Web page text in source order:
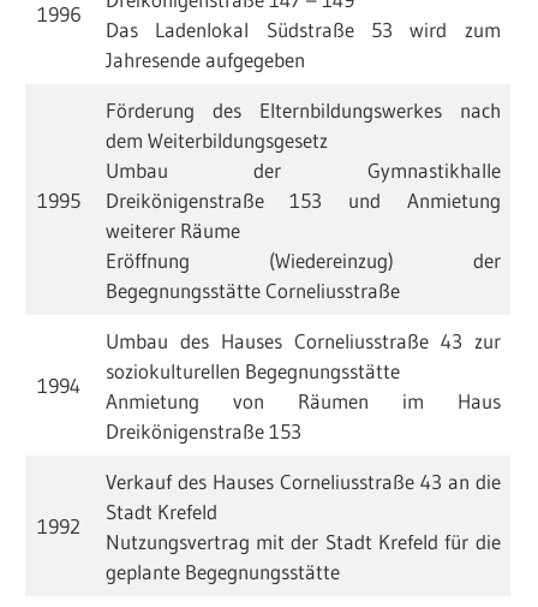
1996
Das Ladenlokal Südstraße 53 wird zum
Jahresende aufgegeben
1995
Förderung des Elternbildungswerkes nach
dem Weiterbildungsgesetz
Umbau der Gymnastikhalle
Dreikönigenstraße 153 und Anmietung
weiterer Räume
Eröffnung (Wiedereinzug) der
Begegnungsstätte Corneliusstraße
1994
Umbau des Hauses Corneliusstraße 43 zur
soziokulturellen Begegnungsstätte
Anmietung von Räumen im Haus
Dreikönigenstraße 153
1992
Verkauf des Hauses Corneliusstraße 43 an die
Stadt Krefeld
Nutzungsvertrag mit der Stadt Krefeld für die
geplante Begegnungsstätte